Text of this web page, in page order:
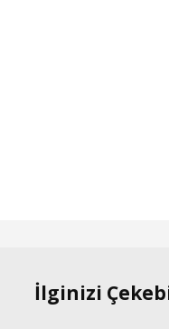
İlginizi